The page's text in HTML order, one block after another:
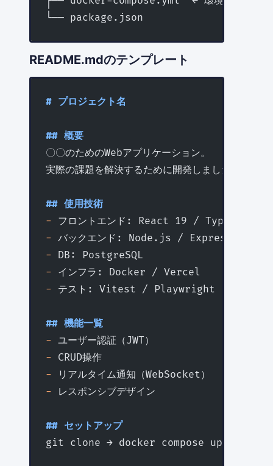
└── package.json
README.mdのテンプレート
# プロジェクト名
## 概要
〇〇のためのWebアプリケーション。
実際の課題を解決するために開発しました。
## 使用技術
- フロントエンド: React 19 /
- バックエンド: Node.js / Express /
- DB: PostgreSQL
- インフラ: Docker / Vercel
- テスト: Vitest / Playwright
## 機能一覧
- ユーザー認証（JWT）
- CRUD操作
- リアルタイム通知（WebSocket）
- レスポンシブデザイン
## セットアップ
git clone → docker compose up -d →